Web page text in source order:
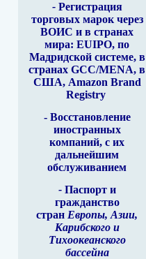
- Регистрация
торговых марок через
ВОИС и в странах
мира: EUIPO, по
Мадридской системе, в
странах GCC/MENA, в
США, Amazon Brand
Registry
- Восстановление
иностранных
компаний, с их
дальнейшим
обслуживанием
- Паспорт и
гражданство
стран Европы, Азии,
Карибского и
Тихоокеанского
бассейна